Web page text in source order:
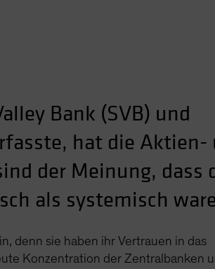
Bank (SVB) und
hat die Aktien-
der Meinung, dass
als systemisch
denn sie haben ihr Vertrauen in das
Konzentration der Zentralbanken